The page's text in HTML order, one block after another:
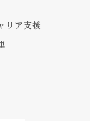
リア支援